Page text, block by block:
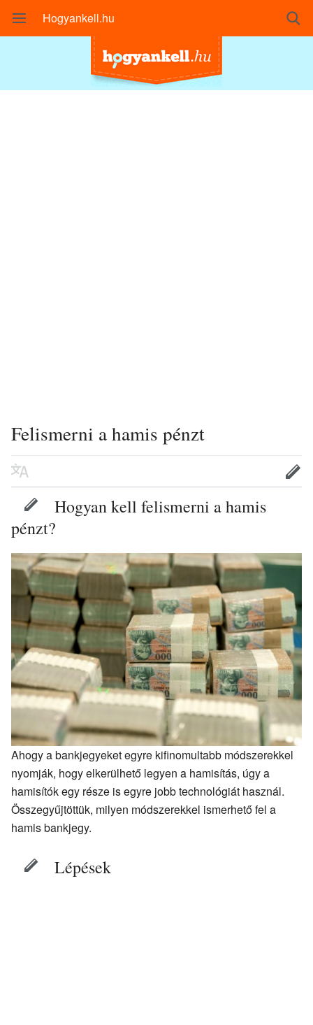
Hogyankell.hu
Felismerni a hamis pénzt
Hogyan kell felismerni a hamis
pénzt?
Ahogy a bankjegyeket egyre kifinomultabb módszerekkel
nyomják, hogy elkerülhető legyen a hamisítás, úgy a
hamisítók egy része is egyre jobb technológiát használ.
Összegyűjtöttük, milyen módszerekkel ismerhető fel a
hamis bankjegy.
Lépések